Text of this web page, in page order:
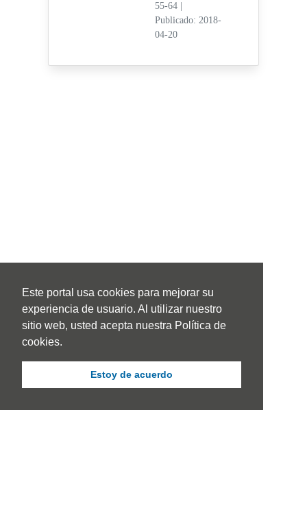
Este portal usa cookies para mejorar su
experiencia de usuario. Al utilizar nuestro
sitio web, usted acepta nuestra Política de
cookies.
Estoy de acuerdo
55-64
Publicado: 2018-
04-20